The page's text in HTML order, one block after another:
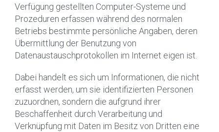
Verfügung gestellten Computer-Systeme und
Prozeduren erfassen während des normalen
Betriebs bestimmte persönliche Angaben, deren
Übermittlung der Benutzung von
Datenaustauschprotokollen im Internet eigen ist.
Dabei handelt es sich um Informationen, die nicht
erfasst werden, um sie identifizierten Personen
zuzuordnen, sondern die aufgrund ihrer
Beschaffenheit durch Verarbeitung und
Verknüpfung mit Daten im Besitz von Dritten eine